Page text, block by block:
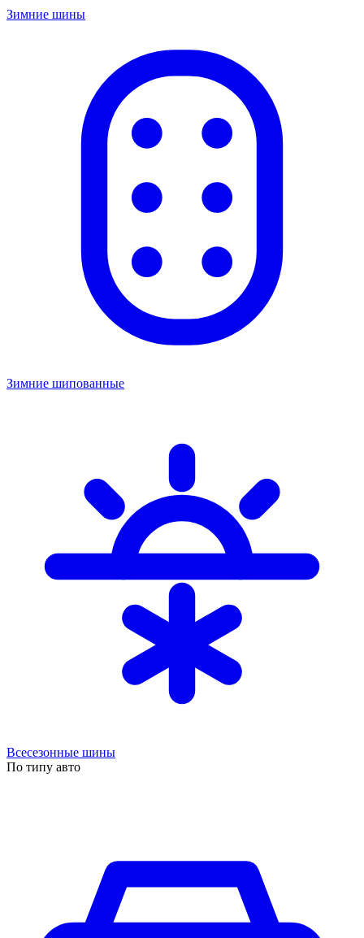
Зимние шины
Зимние шипованные
Всесезонные шины
По типу авто